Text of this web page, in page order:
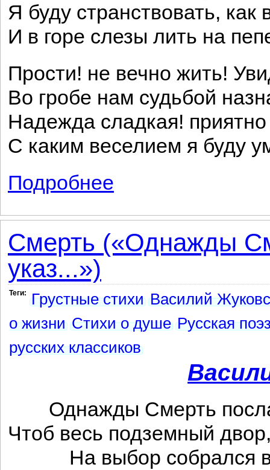
Я буду странствовать, как
И в горе слезы лить на
Прости! не вечно жить!
Во гробе нам судьбой
Надежда сладкая!
С каким веселием я буду
Подробнее
Смерть («Однажды
указ...»)
Теги: Грустные стихи Василий
о жизни Стихи о душе Русская
русских классиков
Однажды Смерть
Чтоб весь подземный
На выбор собрался в